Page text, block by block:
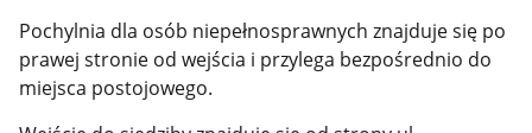
Pochylnia dla osób niepełnosprawnych znajduje się po
prawej stronie od wejścia i przylega bezpośrednio do
miejsca postojowego.